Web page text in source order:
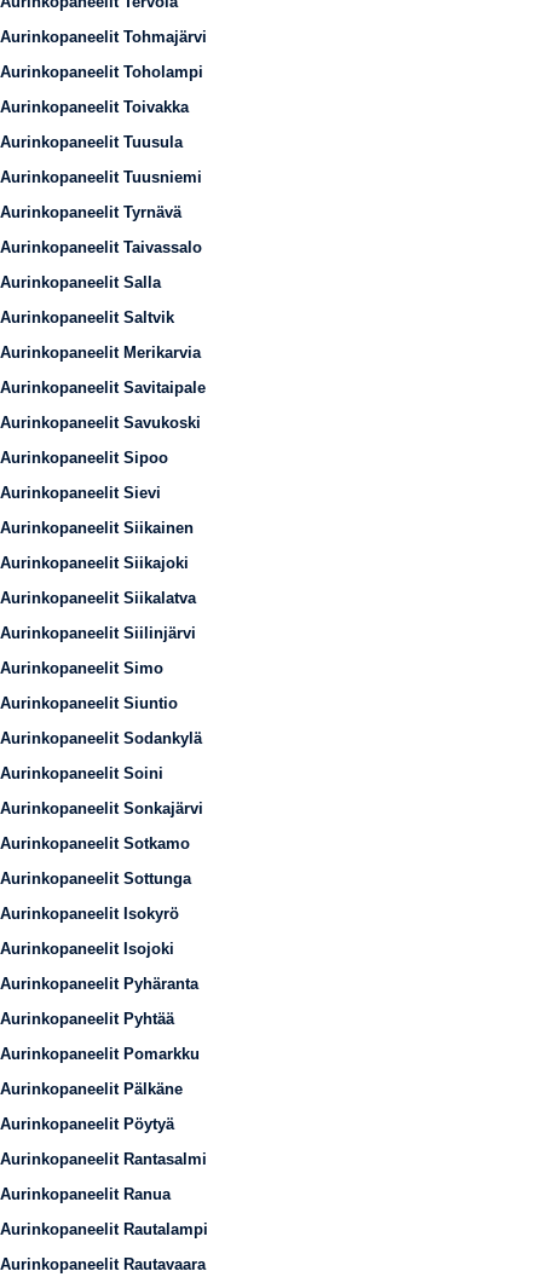
Aurinkopaneelit Tohmajärvi
Aurinkopaneelit Toholampi
Aurinkopaneelit Toivakka
Aurinkopaneelit Tuusula
Aurinkopaneelit Tuusniemi
Aurinkopaneelit Tyrnävä
Aurinkopaneelit Taivassalo
Aurinkopaneelit Salla
Aurinkopaneelit Saltvik
Aurinkopaneelit Merikarvia
Aurinkopaneelit Savitaipale
Aurinkopaneelit Savukoski
Aurinkopaneelit Sipoo
Aurinkopaneelit Sievi
Aurinkopaneelit Siikainen
Aurinkopaneelit Siikajoki
Aurinkopaneelit Siikalatva
Aurinkopaneelit Siilinjärvi
Aurinkopaneelit Simo
Aurinkopaneelit Siuntio
Aurinkopaneelit Sodankylä
Aurinkopaneelit Soini
Aurinkopaneelit Sonkajärvi
Aurinkopaneelit Sotkamo
Aurinkopaneelit Sottunga
Aurinkopaneelit Isokyrö
Aurinkopaneelit Isojoki
Aurinkopaneelit Pyhäranta
Aurinkopaneelit Pyhtää
Aurinkopaneelit Pomarkku
Aurinkopaneelit Pälkäne
Aurinkopaneelit Pöytyä
Aurinkopaneelit Rantasalmi
Aurinkopaneelit Ranua
Aurinkopaneelit Rautalampi
Aurinkopaneelit Rautavaara